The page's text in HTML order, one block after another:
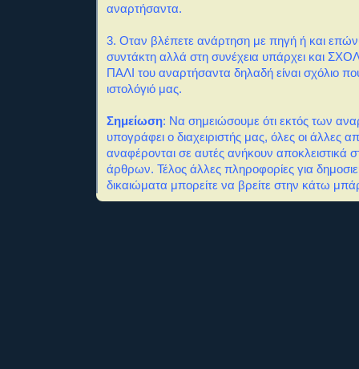
αναρτήσαντα.
3. Οταν βλέπετε ανάρτηση με πηγή ή και
συντάκτη αλλά στη συνέχεια υπάρχει και
ΠΑΛΙ του αναρτήσαντα δηλαδή είναι σχόλιο
ιστολόγιό μας.
Σημείωση: Να σημειώσουμε ότι εκτός των
υπογράφει ο διαχειριστής μας, όλες οι άλλες
αναφέρονται σε αυτές ανήκουν αποκλειστικά
άρθρων. Τέλος άλλες πληροφορίες για
δικαιώματα μπορείτε να βρείτε στην κάτω